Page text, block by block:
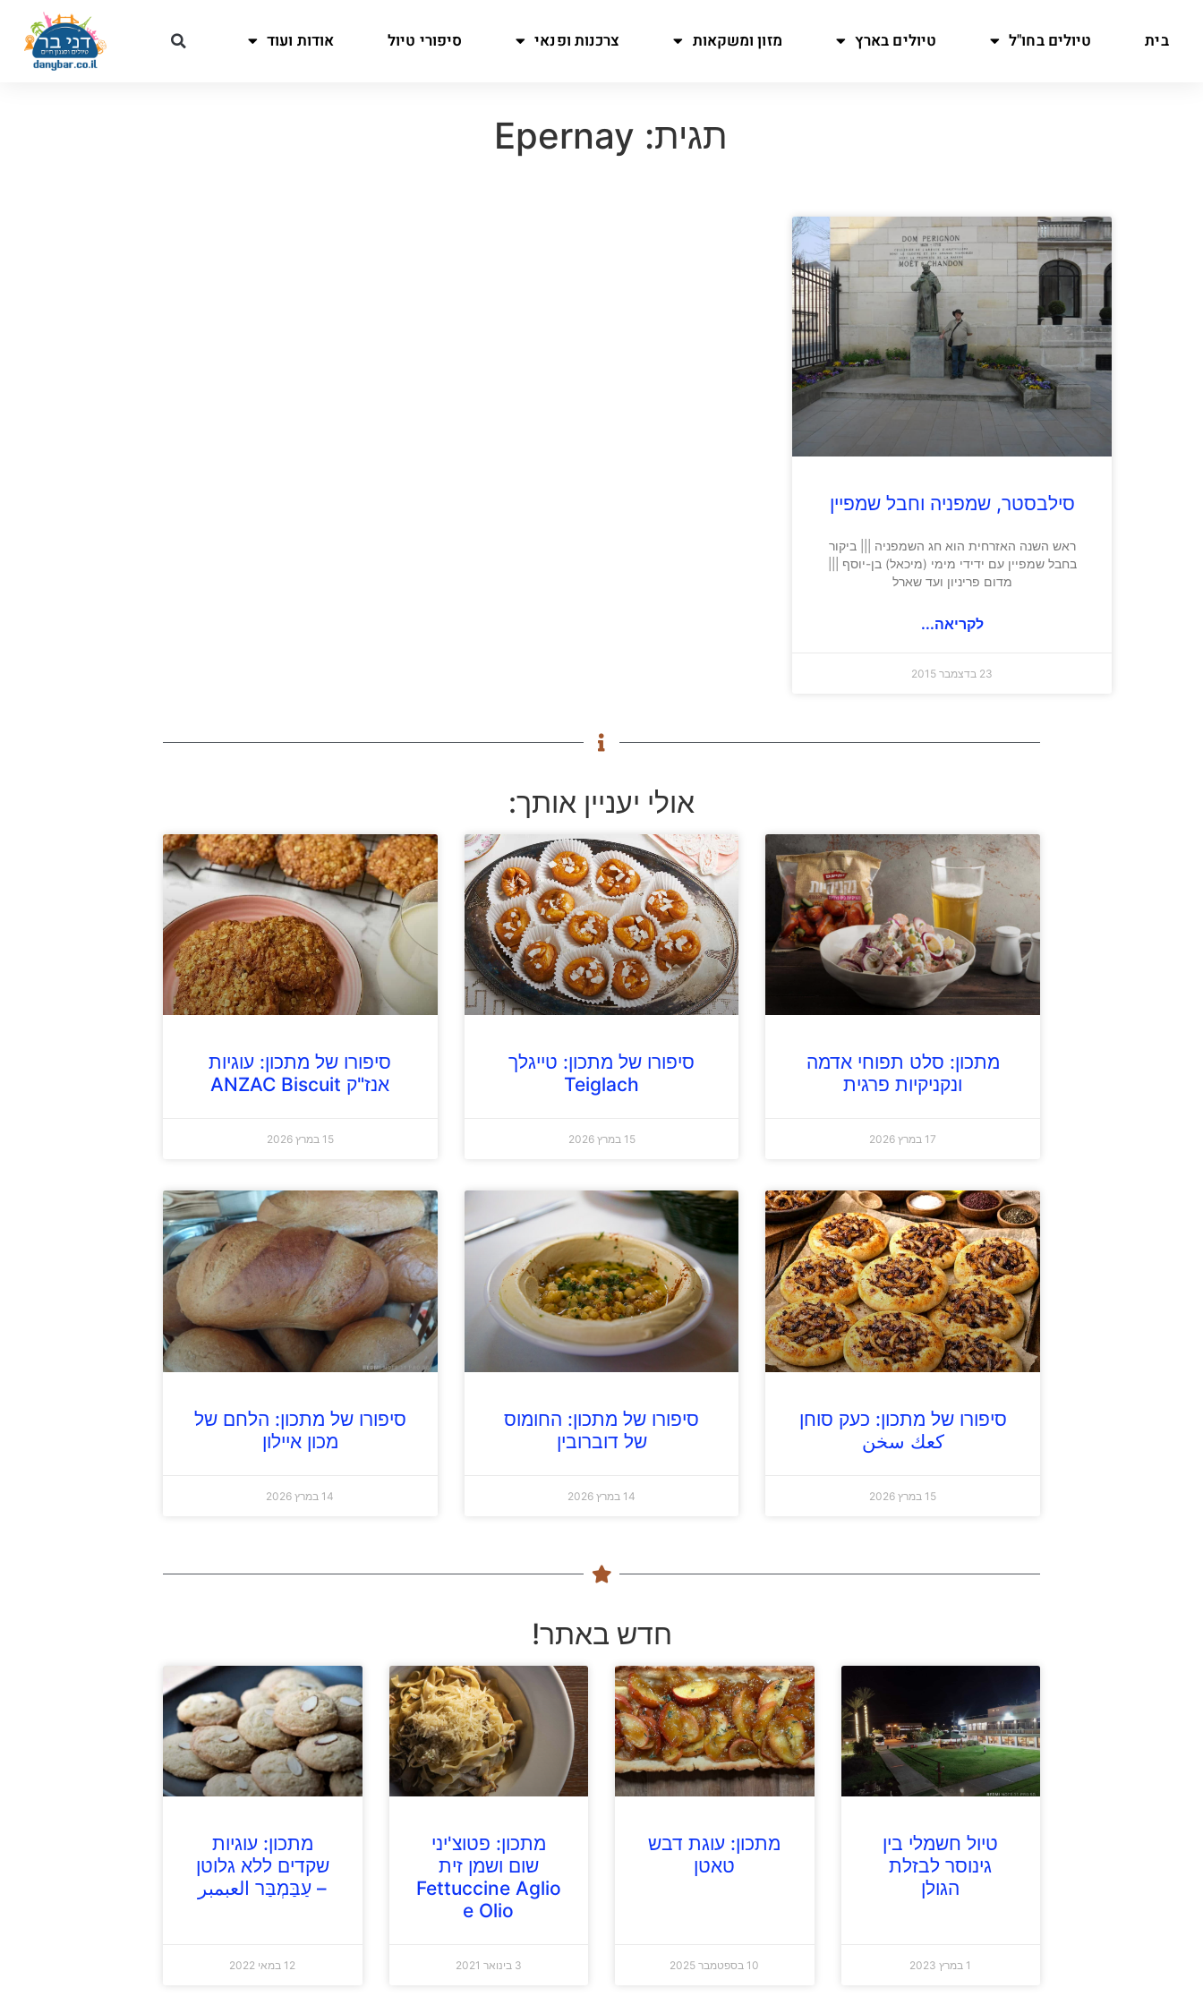
בית טיולים בחו"ל טיולים בארץ מזון ומשקאות צרכנות ופנאי סיפורי טיול אודות ועוד
תגית: Epernay
סילבסטר, שמפניה וחבל שמפיין
ראש השנה האזרחית הוא חג השמפניה ||| ביקור
בחבל שמפיין עם ידידי מימי (מיכאל) בן-יוסף |||
מדום פריניון ועד שארל
לקריאה...
23 בדצמבר 2015
אולי יעניין אותך:
מתכון: סלט תפוחי אדמה
ונקניקיות פרגית
17 במרץ 2026
סיפורו של מתכון: טייגלך
Teiglach
15 במרץ 2026
סיפורו של מתכון: עוגיות
אנז"ק ANZAC Biscuit
15 במרץ 2026
סיפורו של מתכון: כעק סוחן
كعك سخن
15 במרץ 2026
סיפורו של מתכון: החומוס
של דוברובין
14 במרץ 2026
סיפורו של מתכון: הלחם של
מכון איילון
14 במרץ 2026
חדש באתר!
טיול חשמלי בין
גינוסר לבזלת
הגולן
1 במרץ 2023
מתכון: עוגת דבש
טאטן
10 בספטמבר 2025
מתכון: פטוצ'יני
שום ושמן זית
Fettuccine Aglio
e Olio
3 בינואר 2021
מתכון: עוגיות
שקדים ללא גלוטן
– עַבַּמְבַּר العبمبر
12 במאי 2022